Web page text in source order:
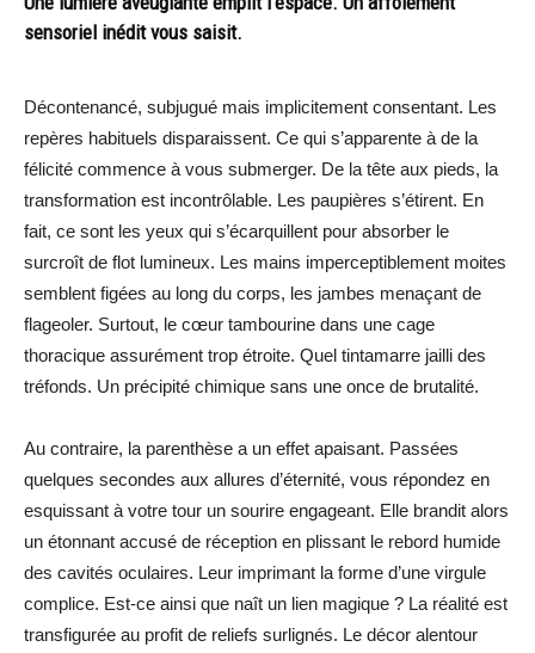
sensoriel inédit vous saisit.
Décontenancé, subjugué mais implicitement consentant. Les
repères habituels disparaissent. Ce qui s’apparente à de la
félicité commence à vous submerger. De la tête aux pieds, la
transformation est incontrôlable. Les paupières s’étirent. En
fait, ce sont les yeux qui s’écarquillent pour absorber le
surcroît de flot lumineux. Les mains imperceptiblement moites
semblent figées au long du corps, les jambes menaçant de
flageoler. Surtout, le cœur tambourine dans une cage
thoracique assurément trop étroite. Quel tintamarre jailli des
tréfonds. Un précipité chimique sans une once de brutalité.
Au contraire, la parenthèse a un effet apaisant. Passées
quelques secondes aux allures d’éternité, vous répondez en
esquissant à votre tour un sourire engageant. Elle brandit alors
un étonnant accusé de réception en plissant le rebord humide
des cavités oculaires. Leur imprimant la forme d’une virgule
complice. Est-ce ainsi que naît un lien magique ? La réalité est
transfigurée au profit de reliefs surlignés. Le décor alentour